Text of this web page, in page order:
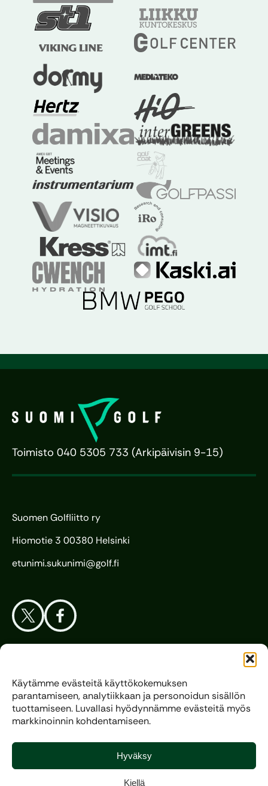
Käytämme evästeitä käyttökokemuksen
parantamiseen, analytiikkaan ja personoidun sisällön
tuottamiseen. Luvallasi hyödynnämme evästeitä myös
markkinoinnin kohdentamiseen.
Hyväksy
Kiellä
Toimisto 040 5305 733 (Arkipäivisin 9-15)
Suomen Golfliitto ry
Hiomotie 3 00380 Helsinki
etunimi.sukunimi@golf.fi
Liitto
Kilpagolf